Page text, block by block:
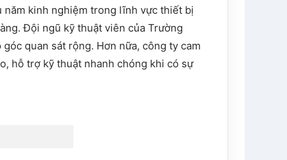
năm kinh nghiệm trong lĩnh vực thiết bị
Đội ngũ kỹ thuật viên của Trường
quan sát rộng. Hơn nữa, công ty cam
hỗ trợ kỹ thuật nhanh chóng khi có sự